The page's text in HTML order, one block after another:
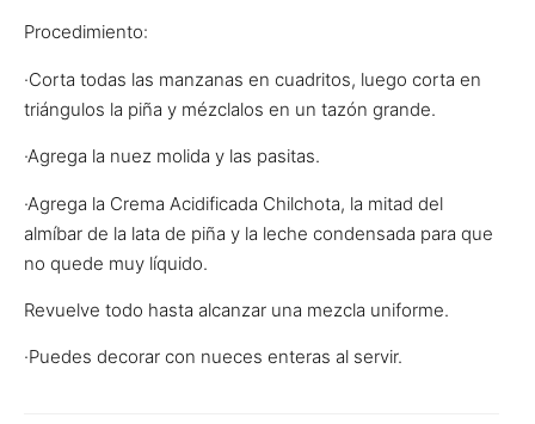
Procedimiento:
·Corta todas las manzanas en cuadritos, luego corta en
triángulos la piña y mézclalos en un tazón grande.
·Agrega la nuez molida y las pasitas.
·Agrega la Crema Acidificada Chilchota, la mitad del
almíbar de la lata de piña y la leche condensada para que
no quede muy líquido.
Revuelve todo hasta alcanzar una mezcla uniforme.
·Puedes decorar con nueces enteras al servir.